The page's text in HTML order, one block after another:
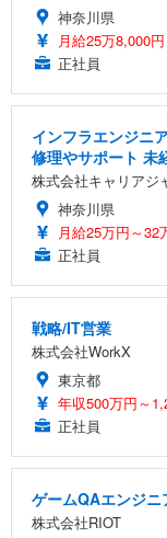
神奈川県
月給25万8,000
正社員
インフラエンジニ
修理やサポート 未
株式会社キャリアジ
神奈川県
月給25万円～32
正社員
戦略/IT営業
株式会社WorkX
東京都
年収500万円～
正社員
ゲームQAエンジ
株式会社RIOT